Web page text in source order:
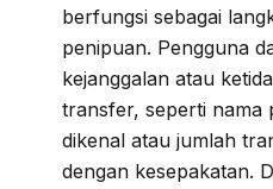
berfungsi sebagai
penipuan. Pengguna
kejanggalan atau
transfer, seperti nama
dikenal atau jumlah
dengan kesepakatan.